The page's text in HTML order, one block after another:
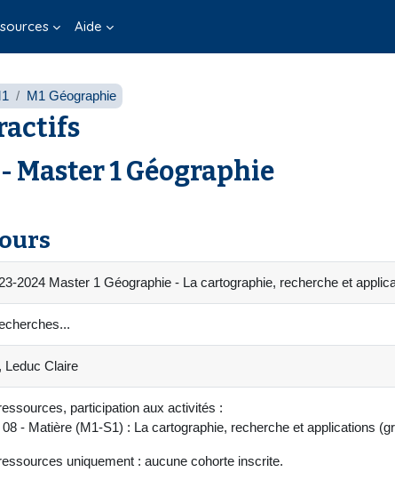
Aide
M1 Géographie
Master 1 Géographie
2024 Master 1 Géographie - La cartographie, recherche et
Leduc Claire
participation aux activités :
- Matière (M1-S1) : La cartographie, recherche et applications
uniquement : aucune cohorte inscrite.